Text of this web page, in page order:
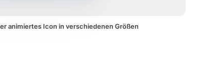
animiertes Icon in verschiedenen Größen